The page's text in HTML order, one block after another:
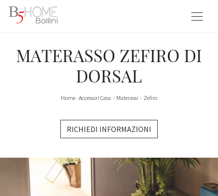
MATERASSO ZEFIRO DI
DORSAL
Home- Accessori Casa - Materassi - Zefiro
RICHIEDI INFORMAZIONI